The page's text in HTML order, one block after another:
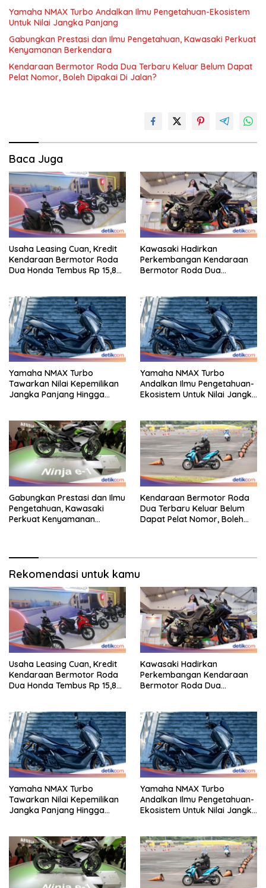
Yamaha NMAX Turbo Andalkan Ilmu Pengetahuan-Ekosistem
Untuk Nilai Jangka Panjang
Gabungkan Prestasi dan Ilmu Pengetahuan, Kawasaki Perkuat
Kenyamanan Berkendara
Kendaraan Bermotor Roda Dua Terbaru Keluar Belum Dapat
Pelat Nomor, Boleh Dipakai Di Jalan?
Baca Juga
Usaha Leasing Cuan, Kredit
Kendaraan Bermotor Roda
Dua Honda Tembus Rp 15,8
Kawasaki Hadirkan
Perkembangan Kendaraan
Bermotor Roda Dua
Yamaha NMAX Turbo
Tawarkan Nilai Kepemilikan
Jangka Panjang Hingga
Yamaha NMAX Turbo
Andalkan Ilmu Pengetahuan-
Ekosistem Untuk Nilai Jangka
Gabungkan Prestasi dan Ilmu
Pengetahuan, Kawasaki
Perkuat Kenyamanan
Kendaraan Bermotor Roda
Dua Terbaru Keluar Belum
Dapat Pelat Nomor, Boleh
Rekomendasi untuk kamu
Usaha Leasing Cuan, Kredit
Kendaraan Bermotor Roda
Dua Honda Tembus Rp 15,8
Kawasaki Hadirkan
Perkembangan Kendaraan
Bermotor Roda Dua
Yamaha NMAX Turbo
Tawarkan Nilai Kepemilikan
Jangka Panjang Hingga
Yamaha NMAX Turbo
Andalkan Ilmu Pengetahuan-
Ekosistem Untuk Nilai Jangka